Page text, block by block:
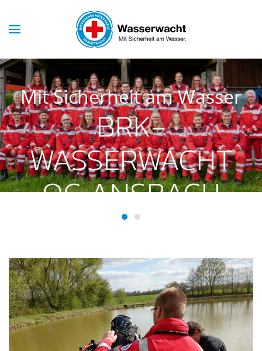
Skip to main content
Mit Sicherheit am Wasser
BRK-
WASSERWACHT
OG ANSBACH
BRK-Wasserwacht OG